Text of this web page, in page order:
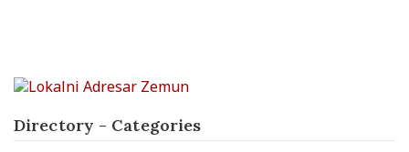
Directory - Categories